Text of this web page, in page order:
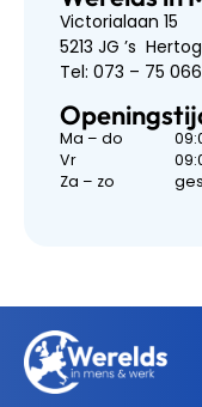
Victorialaan 15
5213 JG ’s
Tel: 073 – 75 066
Ma – do
Vr
Za – zo